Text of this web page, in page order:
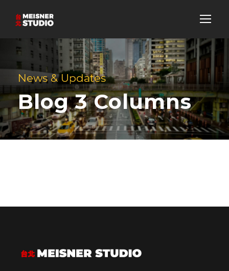
News & Updates
Blog 3 Columns